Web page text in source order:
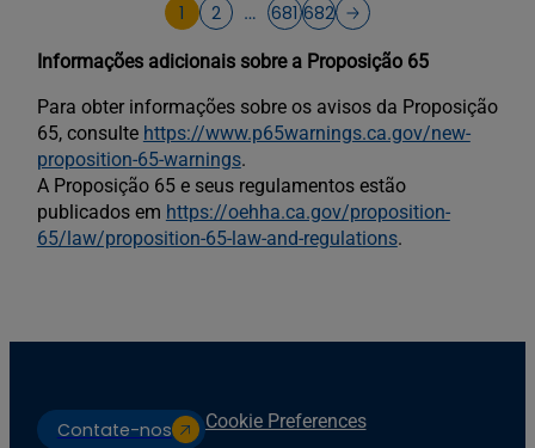
1 2 … 681 682
Informações adicionais sobre a Proposição 65
Para obter informações sobre os avisos da Proposição
65, consulte https://www.p65warnings.ca.gov/new-
proposition-65-warnings.
A Proposição 65 e seus regulamentos estão
publicados em https://oehha.ca.gov/proposition-
65/law/proposition-65-law-and-regulations.
Contate-nos Cookie Preferences